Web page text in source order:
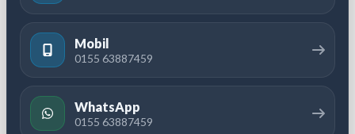
Mobil
0155 63887459
WhatsApp
0155 63887459